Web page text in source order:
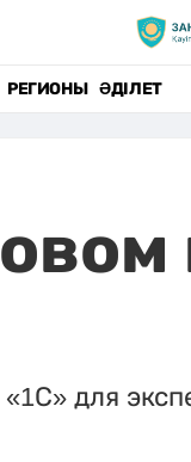
РЕГИОНЫ ӘДІЛЕТ
для